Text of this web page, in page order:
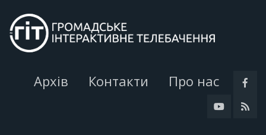
Архів Контакти Про нас